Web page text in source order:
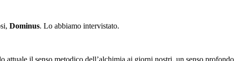
Dominus. Lo abbiamo intervistato.
il senso metodico dell’alchimia ai giorni nostri, un senso